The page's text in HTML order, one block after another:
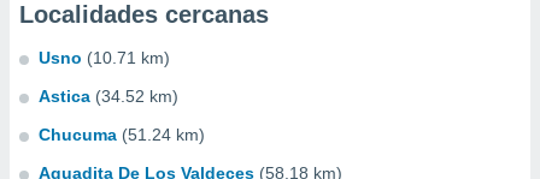
Localidades cercanas
Usno (10.71 km)
Astica (34.52 km)
Chucuma (51.24 km)
Aguadita De Los Valdeces (58.18 km)